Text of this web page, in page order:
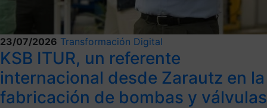
23/07/2026 Transformación Digital
KSB ITUR, un referente
internacional desde Zarautz en la
fabricación de bombas y válvulas